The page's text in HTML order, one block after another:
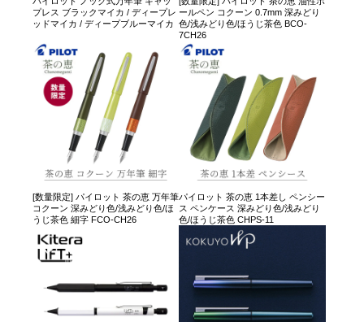
プレス ブラックマイカ / ディープレ
ッドマイカ / ディープブルーマイカ
ールペン コクーン 0.7mm 深みどり
色/浅みどり色/ほうじ茶色 BCO-
7CH26
[数量限定] パイロット 茶の恵 万年筆
コクーン 深みどり色/浅みどり色/ほ
うじ茶色 細字 FCO-CH26
パイロット 茶の恵 1本差し ペンシー
ス ペンケース 深みどり色/浅みどり
色/ほうじ茶色 CHPS-11